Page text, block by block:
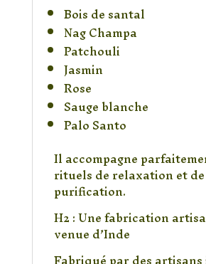
Bois de santal
Nag Champa
Patchouli
Jasmin
Rose
Sauge blanche
Palo Santo
Il accompagne
rituels de relaxation et de
purification.
H2 : Une fabrication
venue d’Inde